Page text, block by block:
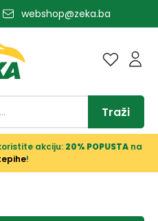
webshop@zeka.ba
Traži
akciju: 20% POPUSTAna
!